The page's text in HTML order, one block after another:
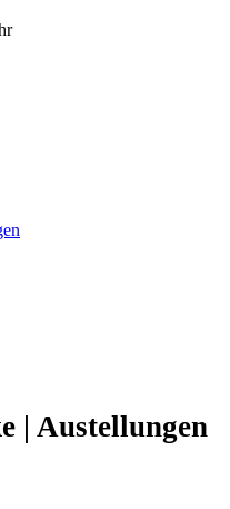
| Austellungen